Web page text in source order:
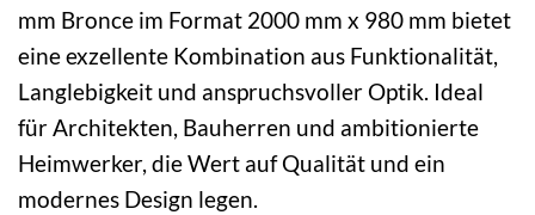
mm Bronce im Format 2000 mm x 980 mm bietet
eine exzellente Kombination aus Funktionalität,
Langlebigkeit und anspruchsvoller Optik. Ideal
für Architekten, Bauherren und ambitionierte
Heimwerker, die Wert auf Qualität und ein
modernes Design legen.